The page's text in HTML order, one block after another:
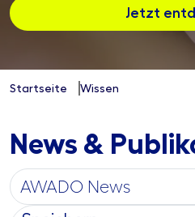
Jetzt
Startseite Wissen
News &